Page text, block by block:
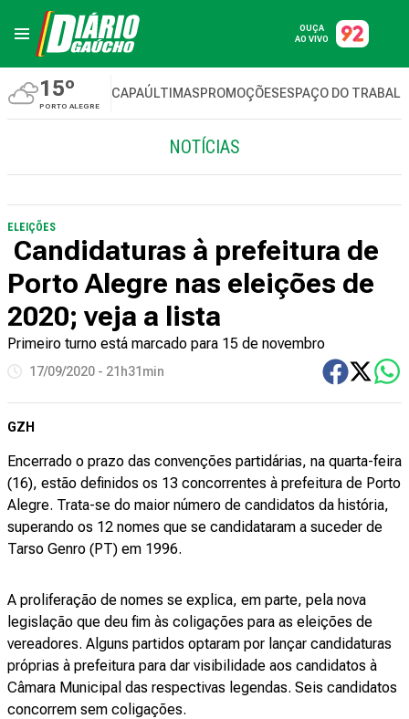
OUÇA
AO VIVO
15º
PORTO ALEGRE
CAPAÚLTIMASPROMOÇÕESESPAÇO DO
NOTÍCIAS
ELEIÇÕES
Candidaturas à prefeitura de
Porto Alegre nas eleições de
2020; veja a lista
Primeiro turno está marcado para 15 de novembro
17/09/2020 - 21h31min
GZH
Encerrado o prazo das convenções partidárias, na quarta-feira
(16), estão definidos os 13 concorrentes à prefeitura de Porto
Alegre. Trata-se do maior número de candidatos da história,
superando os 12 nomes que se candidataram a suceder de
Tarso Genro (PT) em 1996.
A proliferação de nomes se explica, em parte, pela nova
legislação que deu fim às coligações para as eleições de
vereadores. Alguns partidos optaram por lançar candidaturas
próprias à prefeitura para dar visibilidade aos candidatos à
Câmara Municipal das respectivas legendas. Seis candidatos
concorrem sem coligações.